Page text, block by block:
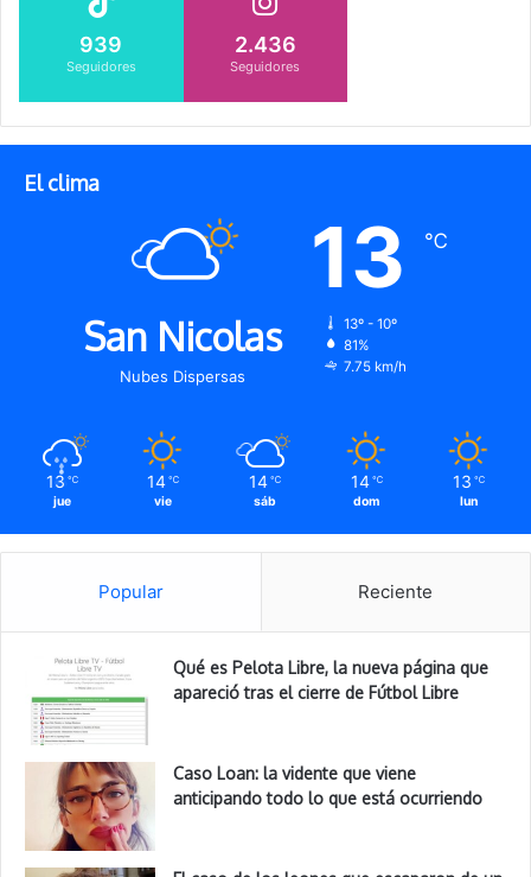
939
Seguidores
2.436
Seguidores
El clima
San Nicolas
Nubes Dispersas
13 ℃
13º - 10º
81%
7.75 km/h
13 ℃
jue
14 ℃
vie
14 ℃
sáb
14 ℃
dom
13 ℃
lun
Popular Reciente
Qué es Pelota Libre, la nueva página que
apareció tras el cierre de Fútbol Libre
Caso Loan: la vidente que viene
anticipando todo lo que está ocurriendo